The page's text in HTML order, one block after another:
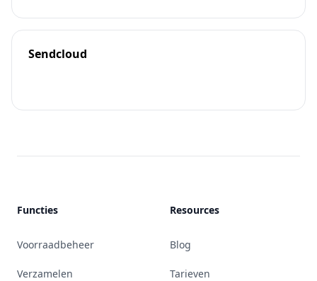
Sendcloud
Functies
Voorraadbeheer
Verzamelen
Resources
Blog
Tarieven